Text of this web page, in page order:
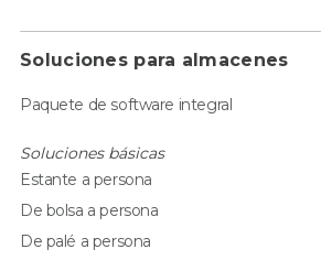
Soluciones para almacenes
Paquete de software integral
Soluciones básicas
Estante a persona
De bolsa a persona
De palé a persona